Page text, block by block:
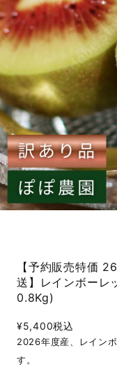
【予約販売特価
送】レインボー
0.8Kg)
¥5,400税込
2026年度産、レイン
す。